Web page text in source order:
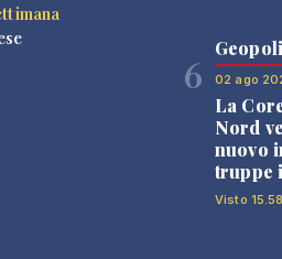
6 02 ago
La
Nord
nuovo
truppe
Visto